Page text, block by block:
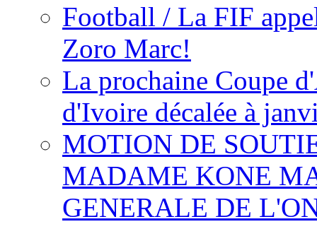
Football / La FIF
Zoro Marc!
La prochaine Coupe
d'Ivoire décalée à
MOTION DE
MADAME KONE
GENERALE DE